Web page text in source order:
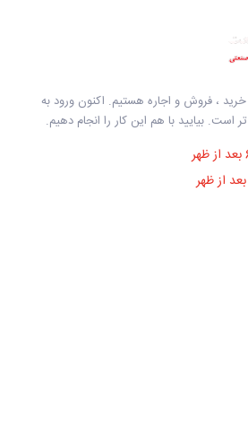
، فروش و اجاره هستیم. اکنون ورود به
بیایید با هم این کار را انجام دهیم.